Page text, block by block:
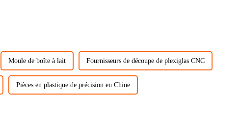
Moule de boîte à lait Fournisseurs de découpe de plexiglas CNC
Pièces en plastique de précision en Chine